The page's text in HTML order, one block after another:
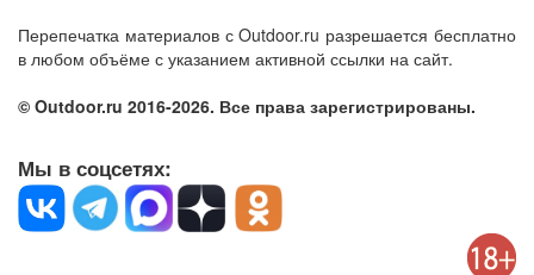
Перепечатка материалов с Outdoor.ru разрешается бесплатно
в любом объёме с указанием активной ссылки на сайт.
© Outdoor.ru 2016-2026. Все права зарегистрированы.
Мы в соцсетях: